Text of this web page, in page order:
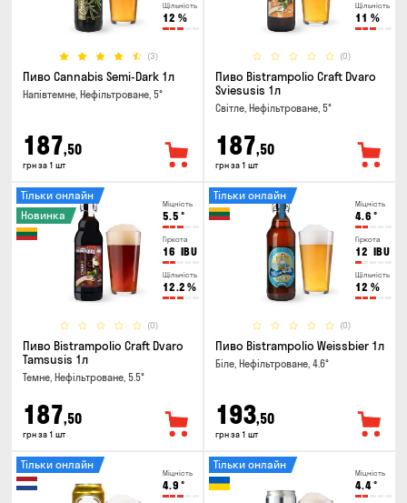
Щільність
12 %
(3)
Пиво Cannabis Semi-Dark 1л
Напівтемне, Нефільтроване, 5°
187,50
грн за 1 шт
Щільність
11 %
(0)
Пиво Bistrampolio Craft Dvaro
Sviesusis 1л
Світле, Нефільтроване, 5°
187,50
грн за 1 шт
Міцність
5.5 °
Гіркота
16 IBU
Щільність
12.2 %
(0)
Тільки онлайн
Новинка
Пиво Bistrampolio Craft Dvaro
Tamsusis 1л
Темне, Нефільтроване, 5.5°
187,50
грн за 1 шт
Міцність
4.6 °
Гіркота
12 IBU
Щільність
12 %
(0)
Тільки онлайн
Пиво Bistrampolio Weissbier 1л
Біле, Нефільтроване, 4.6°
193,50
грн за 1 шт
Міцність
4.9 °
Тільки онлайн
Міцність
4.4°
Тільки онлайн